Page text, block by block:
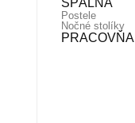
SPÁLŇA
Postele
Nočné stolíky
PRACOVŇA